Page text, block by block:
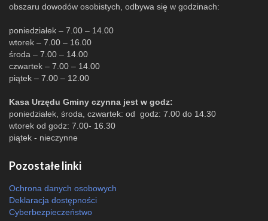
obszaru dowodów osobistych, odbywa się w godzinach:
poniedziałek – 7.00 – 14.00
wtorek – 7.00 – 16.00
środa – 7.00 – 14.00
czwartek – 7.00 – 14.00
piątek – 7.00 – 12.00
Kasa Urzędu Gminy czynna jest w godz:
poniedziałek, środa, czwartek: od godz: 7.00 do 14.30
wtorek od godz: 7.00- 16.30
piątek - nieczynne
Pozostałe linki
Ochrona danych osobowych
Deklaracja dostępności
Cyberbezpieczeństwo